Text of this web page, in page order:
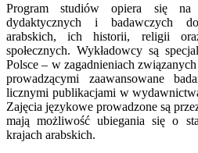
Program studiów opiera się na
dydaktycznych i badawczych
arabskich, ich historii, religii oraz
społecznych. Wykładowcy są
Polsce – w zagadnieniach
prowadzącymi zaawansowane
licznymi publikacjami w
Zajęcia językowe prowadzone są
mają możliwość ubiegania się o
krajach arabskich.